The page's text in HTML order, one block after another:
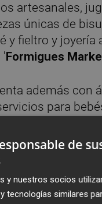
artesanales,
únicas de
y fieltro y joyería
' Formigues
además con
para
y de
de
ha
con un
del público
de
y nuestros socios
tecnologías similares